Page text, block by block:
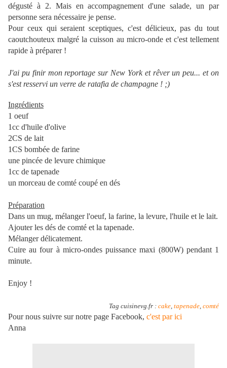
dégusté à 2. Mais en accompagnement d'une salade, un par
personne sera nécessaire je pense.
Pour ceux qui seraient sceptiques, c'est délicieux, pas du tout
caoutchouteux malgré la cuisson au micro-onde et c'est tellement
rapide à préparer !
J'ai pu finir mon reportage sur New York et rêver un peu... et on
s'est resservi un verre de ratafia de champagne ! ;)
Ingrédients
1 oeuf
1cc d'huile d'olive
2CS de lait
1CS bombée de farine
une pincée de levure chimique
1cc de tapenade
un morceau de comté coupé en dés
Préparation
Dans un mug, mélanger l'oeuf, la farine, la levure, l'huile et le lait.
Ajouter les dés de comté et la tapenade.
Mélanger délicatement.
Cuire au four à micro-ondes puissance maxi (800W) pendant 1
minute.
Enjoy !
Tag cuisinevg.fr : cake, tapenade, comté
Pour nous suivre sur notre page Facebook, c'est par ici
Anna